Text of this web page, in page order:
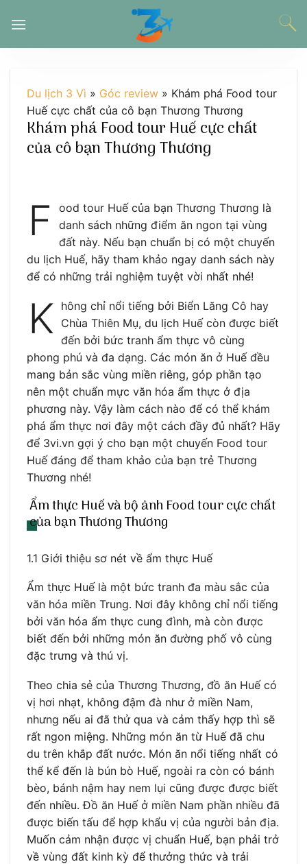
đến
Du lịch 3 Vì » Góc review » Khám phá Food tour
Huế cực chất của cô bạn Thương Thương
Khám phá Food tour Huế cực chất
của cô bạn Thương Thương
F
ood tour Huế của bạn Thương Thương là
danh sách những điểm ăn ngon tại vùng
đất này. Nếu bạn chuẩn bị có một chuyến
du lịch Huế, hãy tham khảo ngay danh sách này
để có những trải nghiệm tuyệt vời nhất nhé!
K hông chỉ nổi tiếng bởi Biển Lăng Cô hay
Chùa Thiên Mụ, du lịch Huế còn được biết
đến bởi bức tranh ẩm thực vô cùng
phong phú và đa dạng. Các món ăn ở Huế đều
mang bản sắc vùng miền riêng, góp phần tạo
nên một chuẩn mực văn hóa ẩm thực ở địa
phương này. Vậy làm cách nào để có thể khám
phá ẩm thực nơi đây một cách đầy đủ nhất? Hãy
để 3vi.vn gợi ý cho bạn một chuyến Food tour
Huế đáng để tham khảo của bạn trẻ Thương
Thương nhé!
Ẩm thực Huế và bộ ảnh Food tour cực chất
của bạn Thương Thương
1.1 Giới thiệu sơ nét về ẩm thực Huế
Ẩm thực Huế là một bức tranh đa màu sắc của
văn hóa miền Trung. Nơi đây không chỉ nổi tiếng
bởi văn hóa ẩm thực cung đình, mà còn được
biết đến bởi những món ăn đường phố vô cùng
đặc trưng và thú vị.
Theo chia sẻ của Thương Thương, đồ ăn Huế có
vị hơi nhạt, không đậm đà như ở miền Nam,
nhưng nếu ai đã thử qua và cảm thấy hợp thì sẽ
rất ngon miệng. Những món ăn từ Huế đã chu
du trên khắp đất nước. Món ăn nổi tiếng nhất có
thể kể đến là bún bò Huế, ngoài ra còn có bánh
bèo, bánh nậm hay nem lụi cũng được được biết
đến nhiều. Đồ ăn Huế ở miền Nam phần nhiều đã
được biến tấu để hợp khẩu vị của người bản địa.
Muốn cảm nhận được vị chuẩn Huế, bạn phải trở
về vùng đất kinh kỳ để thưởng thức và trải